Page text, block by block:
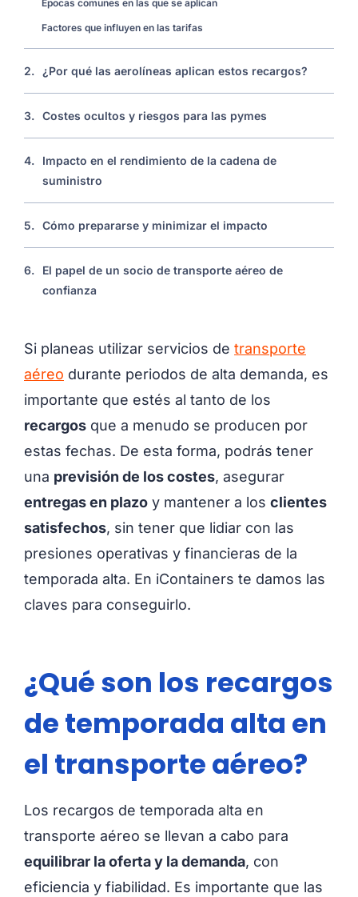
Si planeas utilizar servicios de transporte
aéreo durante periodos de alta demanda, es
importante que estés al tanto de los
recargos que a menudo se producen por
estas fechas. De esta forma, podrás tener
una previsión de los costes, asegurar
entregas en plazo y mantener a los clientes
satisfechos, sin tener que lidiar con las
presiones operativas y financieras de la
temporada alta. En iContainers te damos las
claves para conseguirlo.
¿Qué son los recargos
de temporada alta en
el transporte aéreo?
Los recargos de temporada alta en
transporte aéreo se llevan a cabo para
equilibrar la oferta y la demanda, con
eficiencia y fiabilidad. Es importante que las
Épocas comunes en las que se aplican
Factores que influyen en las tarifas
2. ¿Por qué las aerolíneas aplican estos recargos?
3. Costes ocultos y riesgos para las pymes
4.
Impacto en el rendimiento de la cadena de
suministro
5. Cómo prepararse y minimizar el impacto
6.
El papel de un socio de transporte aéreo de
confianza